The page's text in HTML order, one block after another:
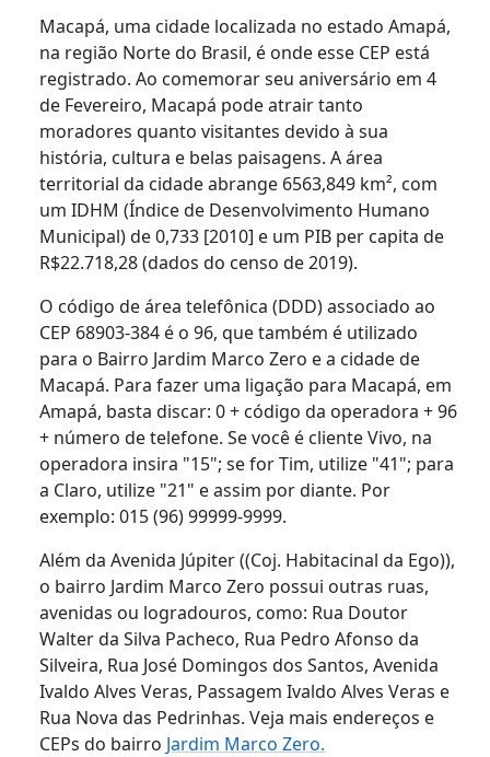
Macapá, uma cidade localizada no estado Amapá,
na região Norte do Brasil, é onde esse CEP está
registrado. Ao comemorar seu aniversário em 4
de Fevereiro, Macapá pode atrair tanto
moradores quanto visitantes devido à sua
história, cultura e belas paisagens. A área
territorial da cidade abrange 6563,849 km², com
um IDHM (Índice de Desenvolvimento Humano
Municipal) de 0,733 [2010] e um PIB per capita de
R$22.718,28 (dados do censo de 2019).
O código de área telefônica (DDD) associado ao
CEP 68903-384 é o 96, que também é utilizado
para o Bairro Jardim Marco Zero e a cidade de
Macapá. Para fazer uma ligação para Macapá, em
Amapá, basta discar: 0 + código da operadora + 96
+ número de telefone. Se você é cliente Vivo, na
operadora insira "15"; se for Tim, utilize "41"; para
a Claro, utilize "21" e assim por diante. Por
exemplo: 015 (96) 99999-9999.
Além da Avenida Júpiter ((Coj. Habitacinal da Ego)),
o bairro Jardim Marco Zero possui outras ruas,
avenidas ou logradouros, como: Rua Doutor
Walter da Silva Pacheco, Rua Pedro Afonso da
Silveira, Rua José Domingos dos Santos, Avenida
Ivaldo Alves Veras, Passagem Ivaldo Alves Veras e
Rua Nova das Pedrinhas. Veja mais endereços e
CEPs do bairro Jardim Marco Zero.